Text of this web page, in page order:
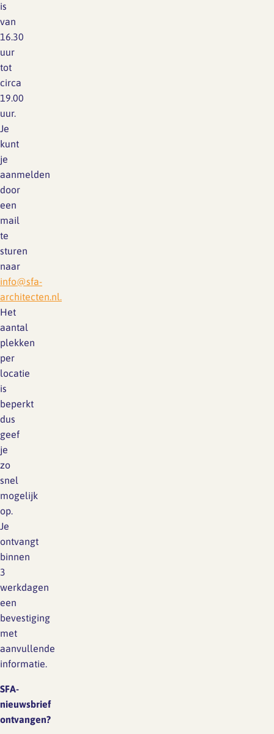
is
van
16.30
uur
tot
circa
19.00
uur.
Je
kunt
je
aanmelden
door
een
mail
te
sturen
naar
info@sfa-
architecten.nl.
Het
aantal
plekken
per
locatie
is
beperkt
dus
geef
je
zo
snel
mogelijk
op.
Je
ontvangt
binnen
3
werkdagen
een
bevestiging
met
aanvullende
informatie.
SFA-
nieuwsbrief
ontvangen?